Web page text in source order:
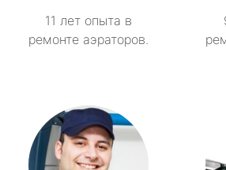
11 лет опыта в
ремонте аэраторов.